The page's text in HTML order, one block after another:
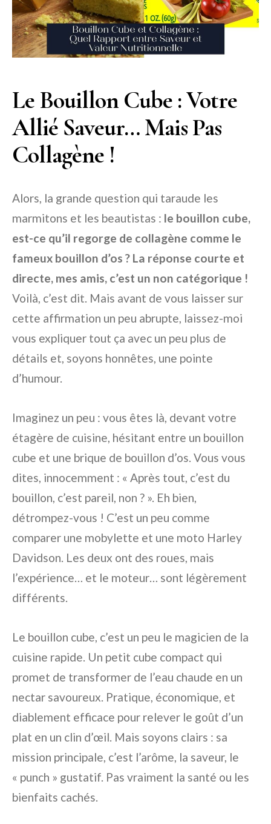
Le Bouillon Cube : Votre
Allié Saveur… Mais Pas
Collagène !
Alors, la grande question qui taraude les
marmitons et les beautistas : le bouillon cube,
est-ce qu’il regorge de collagène comme le
fameux bouillon d’os ? La réponse courte et
directe, mes amis, c’est un non catégorique !
Voilà, c’est dit. Mais avant de vous laisser sur
cette affirmation un peu abrupte, laissez-moi
vous expliquer tout ça avec un peu plus de
détails et, soyons honnêtes, une pointe
d’humour.
Imaginez un peu : vous êtes là, devant votre
étagère de cuisine, hésitant entre un bouillon
cube et une brique de bouillon d’os. Vous vous
dites, innocemment : « Après tout, c’est du
bouillon, c’est pareil, non ? ». Eh bien,
détrompez-vous ! C’est un peu comme
comparer une mobylette et une moto Harley
Davidson. Les deux ont des roues, mais
l’expérience… et le moteur… sont légèrement
différents.
Le bouillon cube, c’est un peu le magicien de la
cuisine rapide. Un petit cube compact qui
promet de transformer de l’eau chaude en un
nectar savoureux. Pratique, économique, et
diablement efficace pour relever le goût d’un
plat en un clin d’œil. Mais soyons clairs : sa
mission principale, c’est l’arôme, la saveur, le
« punch » gustatif. Pas vraiment la santé ou les
bienfaits cachés.